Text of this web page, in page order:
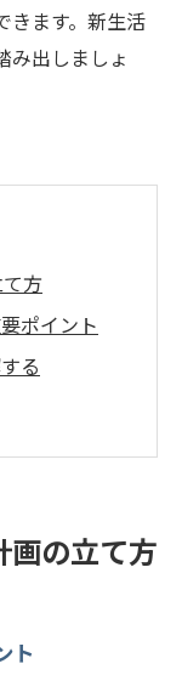
きます。新生活
み出しましょ
方
ポイント
る
めのスケジ
作る
画の立て方
ト